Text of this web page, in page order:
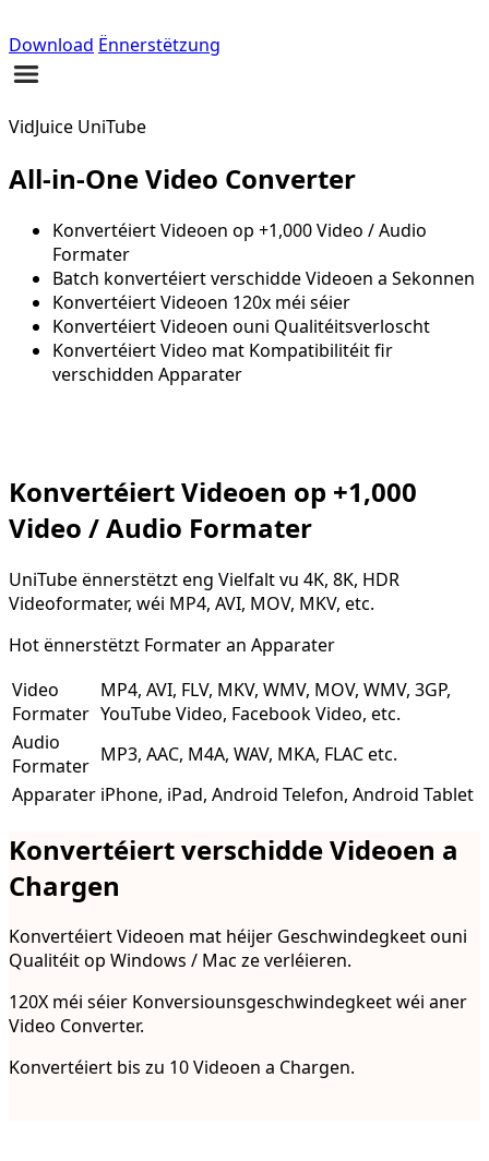
Download Ënnerstëtzung
VidJuice UniTube
All-in-One Video Converter
Konvertéiert Videoen op +1,000 Video / Audio
Formater
Batch konvertéiert verschidde Videoen a Sekonnen
Konvertéiert Videoen 120x méi séier
Konvertéiert Videoen ouni Qualitéitsverloscht
Konvertéiert Video mat Kompatibilitéit fir
verschidden Apparater
Konvertéiert Videoen op +1,000
Video / Audio Formater
UniTube ënnerstëtzt eng Vielfalt vu 4K, 8K, HDR
Videoformater, wéi MP4, AVI, MOV, MKV, etc.
Hot ënnerstëtzt Formater an Apparater
Video
Formater
MP4, AVI, FLV, MKV, WMV, MOV, WMV, 3GP,
YouTube Video, Facebook Video, etc.
Audio
Formater MP3, AAC, M4A, WAV, MKA, FLAC etc.
Apparater iPhone, iPad, Android Telefon, Android Tablet
Konvertéiert verschidde Videoen a
Chargen
Konvertéiert Videoen mat héijer Geschwindegkeet ouni
Qualitéit op Windows / Mac ze verléieren.
120X méi séier Konversiounsgeschwindegkeet wéi aner
Video Converter.
Konvertéiert bis zu 10 Videoen a Chargen.